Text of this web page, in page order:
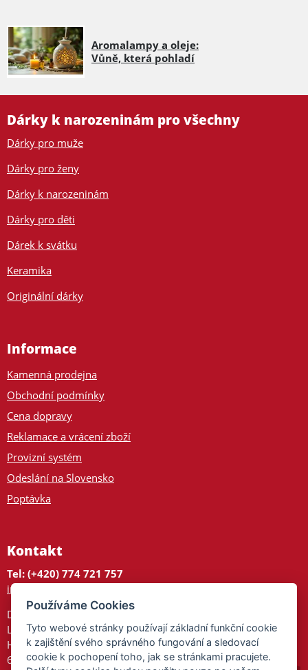
Aromalampy a oleje:
Vůně, která pohladí
Dárky k narozeninám pro všechny
Dárky pro muže
Dárky pro ženy
Dárky k narozeninám
Dárky pro děti
Dárek k svátku
Keramika
Originální dárky
Informace
Kamenná prodejna
Obchodní podmínky
Cena dopravy
Reklamace a vrácení zboží
Provizní systém
Odeslání na Slovensko
Poptávka
Kontakt
Tel: (+420) 774 721 757
info@tajnedarky.cz
Dárkové centrum
Legionářů 2
Hodonín
695 01
Používáme Cookies
Tyto webové stránky používají základní funkční cookie
k zajištění svého správného fungování a sledovací
cookie k pochopení toho, jak se stránkami pracujete.